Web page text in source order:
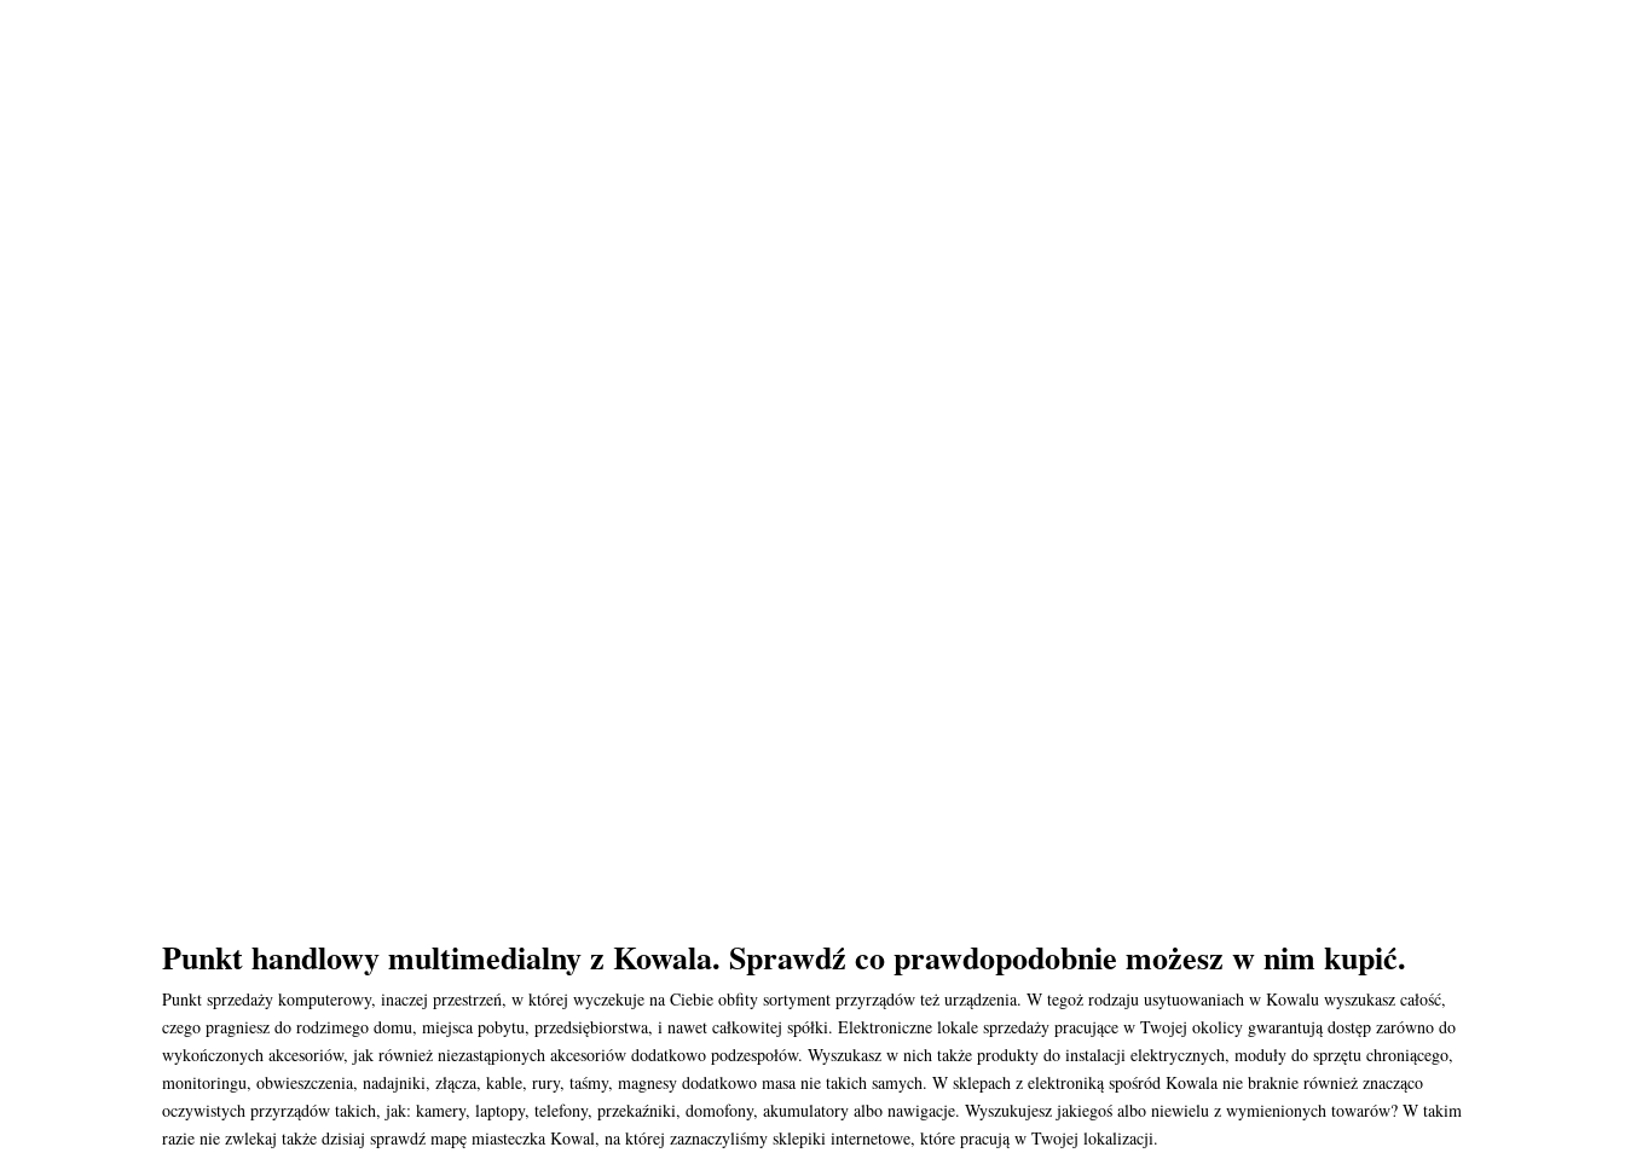
Punkt handlowy multimedialny z Kowala. Sprawdź co prawdopodobnie możesz w nim kupić.
Punkt sprzedaży komputerowy, inaczej przestrzeń, w której wyczekuje na Ciebie obfity sortyment przyrządów też urządzenia. W tegoż rodzaju usytuowaniach w Kowalu wyszukasz całość,
czego pragniesz do rodzimego domu, miejsca pobytu, przedsiębiorstwa, i nawet całkowitej spółki. Elektroniczne lokale sprzedaży pracujące w Twojej okolicy gwarantują dostęp zarówno do
wykończonych akcesoriów, jak również niezastąpionych akcesoriów dodatkowo podzespołów. Wyszukasz w nich także produkty do instalacji elektrycznych, moduły do sprzętu chroniącego,
monitoringu, obwieszczenia, nadajniki, złącza, kable, rury, taśmy, magnesy dodatkowo masa nie takich samych. W sklepach z elektroniką spośród Kowala nie braknie również znacząco
oczywistych przyrządów takich, jak: kamery, laptopy, telefony, przekaźniki, domofony, akumulatory albo nawigacje. Wyszukujesz jakiegoś albo niewielu z wymienionych towarów? W takim
razie nie zwlekaj także dzisiaj sprawdź mapę miasteczka Kowal, na której zaznaczyliśmy sklepiki internetowe, które pracują w Twojej lokalizacji.